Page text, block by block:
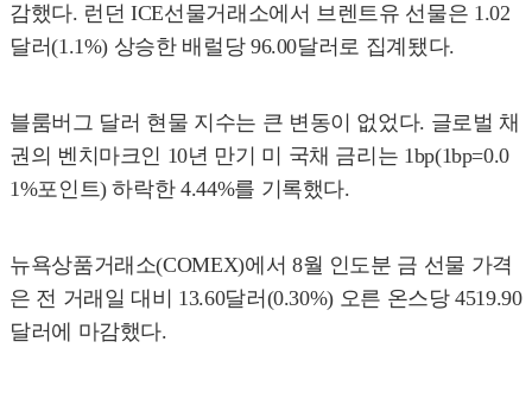
감했다. 런던 ICE선물거래소에서 브렌트유 선물은 1.02
달러(1.1%) 상승한 배럴당 96.00달러로 집계됐다.
블룸버그 달러 현물 지수는 큰 변동이 없었다. 글로벌 채
권의 벤치마크인 10년 만기 미 국채 금리는 1bp(1bp=0.0
1%포인트) 하락한 4.44%를 기록했다.
뉴욕상품거래소(COMEX)에서 8월 인도분 금 선물 가격
은 전 거래일 대비 13.60달러(0.30%) 오른 온스당 4519.90
달러에 마감했다.